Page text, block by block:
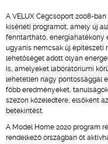
A VELUX Cégcsoport 2008-
kísérleti programot, amely új
fenntartható, energiahatékony
ugyanis nemcsak új építészeti
lehetőséget adott olyan
is, amelyeket laboratóriumi
lehetetlen nagy pontossággal
főbb eredményeket,
szezon közeledtére, elsőként
betekintést.
A Model Home 2020 program
rendelkező országban öt